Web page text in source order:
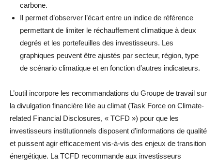
carbone.
Il permet d’observer l’écart entre un indice de référence
permettant de limiter le réchauffement climatique à deux
degrés et les portefeuilles des investisseurs. Les
graphiques peuvent être ajustés par secteur, région, type
de scénario climatique et en fonction d’autres indicateurs.
L’outil incorpore les recommandations du Groupe de travail sur
la divulgation financière liée au climat (Task Force on Climate-
related Financial Disclosures, « TCFD ») pour que les
investisseurs institutionnels disposent d’informations de qualité
et puissent agir efficacement vis-à-vis des enjeux de transition
énergétique. La TCFD recommande aux investisseurs